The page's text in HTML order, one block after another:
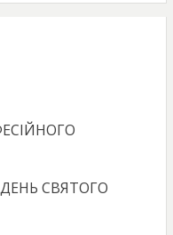
СВЯТОГО